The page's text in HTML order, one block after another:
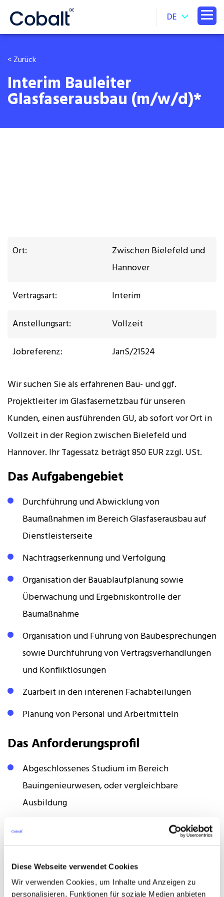
Diese Webseite verwendet Cookies
Wir verwenden Cookies, um Inhalte und Anzeigen zu
personalisieren, Funktionen für soziale Medien anbieten
DE
< Zurück
Interim Bauleiter
Glasfaserausbau (m/w/d)*
Ort:
Zwischen Bielefeld und
Hannover
Vertragsart:
Interim
Anstellungsart:
Vollzeit
Jobreferenz:
JanS/21524
Wir suchen Sie als erfahrenen Bau- und ggf.
Projektleiter im Glasfasernetzbau für unseren
Kunden, einen ausführenden GU, ab sofort vor Ort in
Vollzeit in der Region zwischen Bielefeld und
Hannover. Ihr Tagessatz beträgt 850 EUR zzgl. USt.
Das Aufgabengebiet
Durchführung und Abwicklung von
Baumaßnahmen im Bereich Glasfaserausbau auf
Dienstleisterseite
Nachtragserkennung und Verfolgung
Organisation der Bauablaufplanung sowie
Überwachung und Ergebniskontrolle der
Baumaßnahme
Organisation und Führung von Baubesprechungen
sowie Durchführung von Vertragsverhandlungen
und Konfliktlösungen
Zuarbeit in den interenen Fachabteilungen
Planung von Personal und Arbeitmitteln
Das Anforderungsprofil
Abgeschlossenes Studium im Bereich
Bauingenieurwesen, oder vergleichbare
Ausbildung
VOB
Unternehmerisches Denken und